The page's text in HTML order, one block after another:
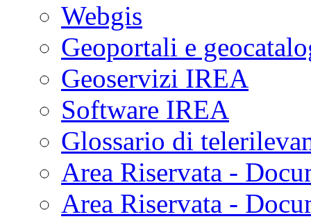
Webgis
Geoportali e
Geoservizi IREA
Software IREA
Glossario di
Area Riservata -
Area Riservata -